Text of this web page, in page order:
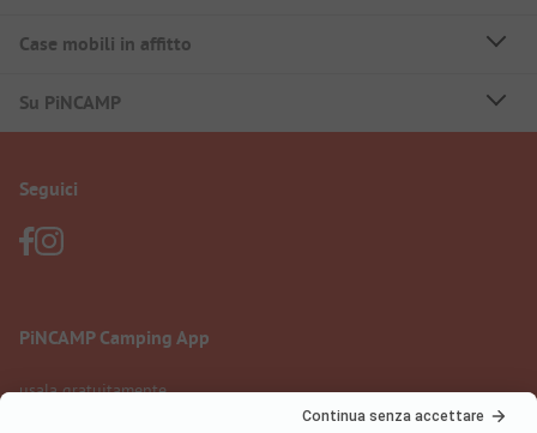
Case mobili in affitto
Su PiNCAMP
Seguici
PiNCAMP Camping App
usala gratuitamente